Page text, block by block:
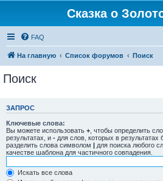
Сказка о
FAQ
На главную Список форумов Поиск
Поиск
ЗАПРОС
Ключевые слова:
Вы можете использовать + , чтобы определить
результатах, и - для слов, которых в
разделить слова символом | для поиска любого
качестве шаблона для частичного совпадения.
Искать все слова